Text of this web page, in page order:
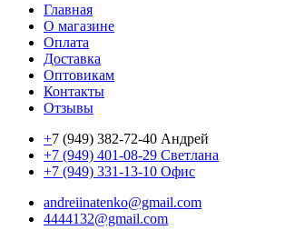
Главная
О магазине
Оплата
Доставка
Оптовикам
Контакты
Отзывы
+7 (949) 382-72-40 Андрей
+7 (949) 401-08-29 Светлана
+7 (949) 331-13-10 Офис
andreiinatenko@gmail.com
4444132@gmail.com